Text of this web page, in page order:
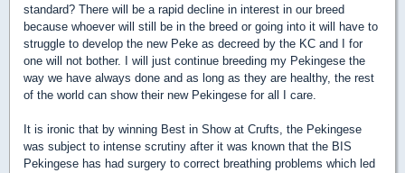
standard? There will be a rapid decline in interest in our breed
because whoever will still be in the breed or going into it will have to
struggle to develop the new Peke as decreed by the KC and I for
one will not bother. I will just continue breeding my Pekingese the
way we have always done and as long as they are healthy, the rest
of the world can show their new Pekingese for all I care.
It is ironic that by winning Best in Show at Crufts, the Pekingese
was subject to intense scrutiny after it was known that the BIS
Pekingese has had surgery to correct breathing problems which led